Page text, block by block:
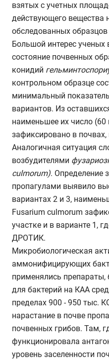
взятых с учетных
действующего вещества
обследованных
Большой интерес
состояние почвенных
конидий
контрольном образце
минимальный
вариантов. Из
наименьшее их число
зафиксировано в
Аналогичная ситуация
возбудителями
culmorum). Определение
пропагулами выявило
вариантах 2 и 3,
Fusarium culmorum
участке и в варианте 1,
ДРОТИК.
Микробиологическая
аммонифицирующих
применялись
для бактерий на КАА
пределах 900 - 950 тыс.
нарастание в почве
почвенных грибов. Там,
функционировала
уровень заселенности